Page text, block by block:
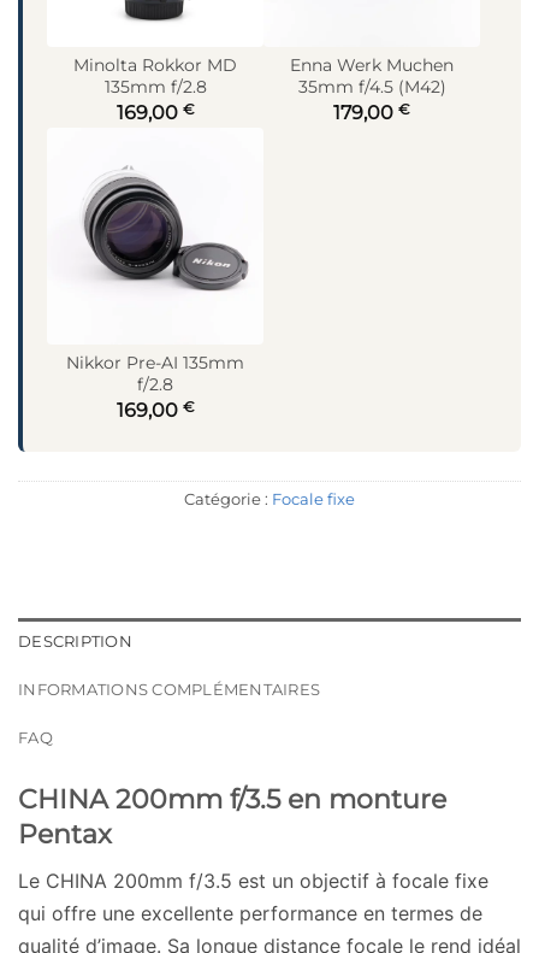
Minolta Rokkor MD
135mm f/2.8
169,00 €
Enna Werk Muchen
35mm f/4.5 (M42)
179,00 €
Nikkor Pre-AI 135mm
f/2.8
169,00 €
Catégorie : Focale fixe
DESCRIPTION
INFORMATIONS COMPLÉMENTAIRES
FAQ
CHINA 200mm f/3.5 en monture
Pentax
Le CHINA 200mm f/3.5 est un objectif à focale fixe
qui offre une excellente performance en termes de
qualité d’image. Sa longue distance focale le rend idéal